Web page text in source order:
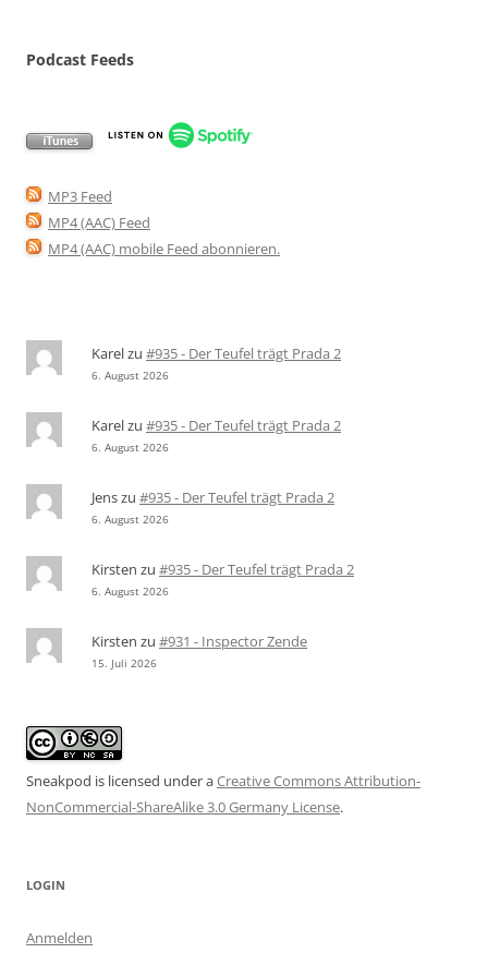
Podcast Feeds
MP3 Feed
MP4 (AAC) Feed
MP4 (AAC) mobile Feed abonnieren.
Karelzu #935 - Der Teufel trägt Prada 2
6. August 2026
Karelzu #935 - Der Teufel trägt Prada 2
6. August 2026
Jenszu #935 - Der Teufel trägt Prada 2
6. August 2026
Kirsten zu #935 - Der Teufel trägt Prada 2
6. August 2026
Kirsten zu #931 - Inspector Zende
15. Juli 2026
Sneakpod is licensed under aCreative Commons Attribution-
NonCommercial-ShareAlike 3.0 Germany License.
LOGIN
Anmelden